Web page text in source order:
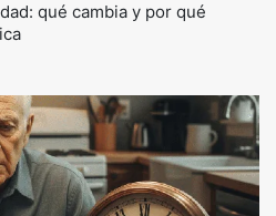
qué cambia y por qué